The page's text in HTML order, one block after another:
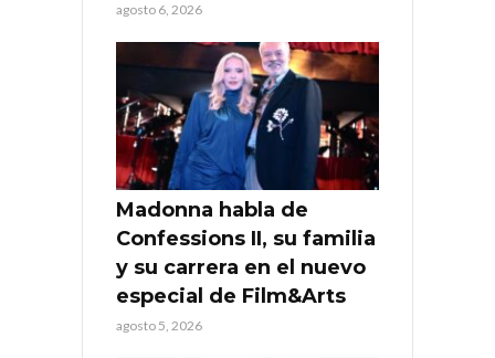
agosto 6, 2026
Madonna habla de
Confessions II, su familia
y su carrera en el nuevo
especial de Film&Arts
agosto 5, 2026